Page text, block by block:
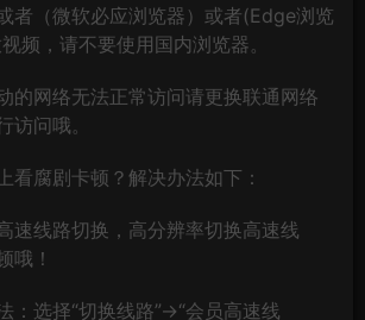
者（微软必应浏览器）或者(Edge浏览
频，请不要使用国内浏览器。
的网络无法正常访问请更换联通网络
访问哦。
看腐剧卡顿？解决办法如下：
速线路切换，高分辨率切换高速线
哦！
：选择“切换线路”→“会员高速线